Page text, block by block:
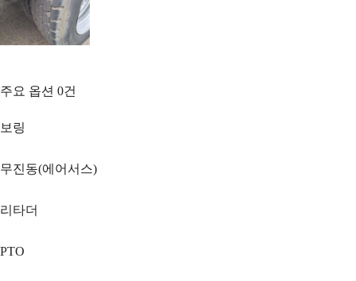
주요 옵션 0건
보링
무진동(에어서스)
리타더
PTO